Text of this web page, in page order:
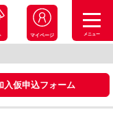
マイページ メニュー
入仮申込フォーム